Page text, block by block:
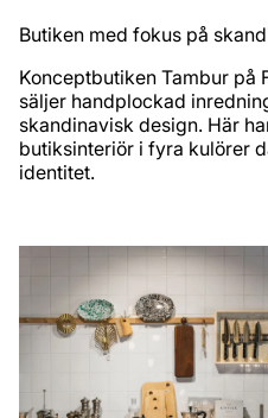
Butiken med fokus på
Konceptbutiken Tambur på
säljer handplockad
skandinavisk design. Här
butiksinteriör i fyra kulörer
identitet.